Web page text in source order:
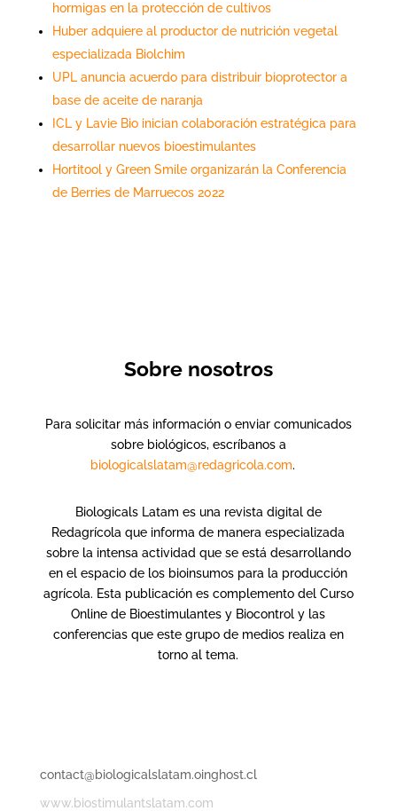
hormigas en la protección de cultivos
Huber adquiere al productor de nutrición vegetal
especializada Biolchim
UPL anuncia acuerdo para distribuir bioprotector a
base de aceite de naranja
ICL y Lavie Bio inician colaboración estratégica para
desarrollar nuevos bioestimulantes
Hortitool y Green Smile organizarán la Conferencia
de Berries de Marruecos 2022
Sobre nosotros
Para solicitar más información o enviar comunicados
sobre biológicos, escríbanos a
biologicalslatam@redagricola.com.
Biologicals Latam es una revista digital de
Redagrícola que informa de manera especializada
sobre la intensa actividad que se está desarrollando
en el espacio de los bioinsumos para la producción
agrícola. Esta publicación es complemento del Curso
Online de Bioestimulantes y Biocontrol y las
conferencias que este grupo de medios realiza en
torno al tema.
contact@biologicalslatam.oinghost.clCongreso
www.biostimulantslatam.com